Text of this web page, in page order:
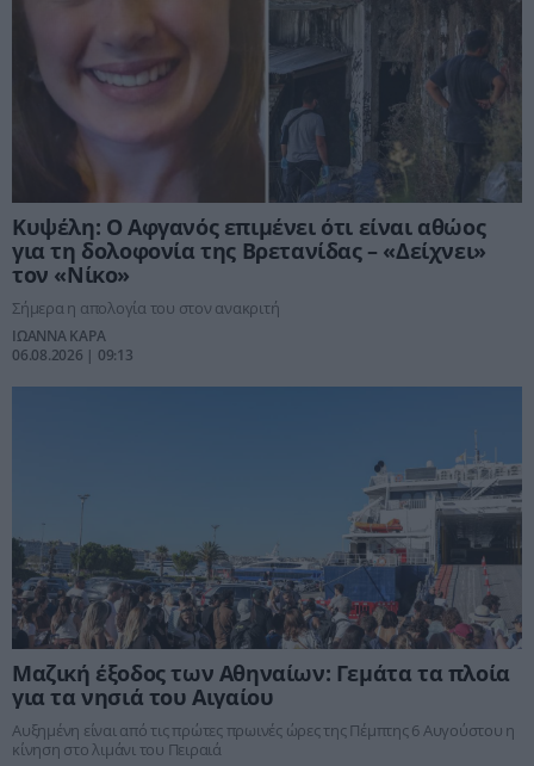
Κυψέλη: Ο Αφγανός επιμένει ότι είναι αθώος
για τη δολοφονία της Βρετανίδας – «Δείχνει»
τον «Νίκο»
Σήμερα η απολογία του στον ανακριτή
ΙΩΑΝΝΑ ΚΑΡΑ
06.08.2026 | 09:13
Μαζική έξοδος των Αθηναίων: Γεμάτα τα πλοία
για τα νησιά του Αιγαίου
Αυξημένη είναι από τις πρώτες πρωινές ώρες της Πέμπτης 6 Αυγούστου η
κίνηση στο λιμάνι του Πειραιά